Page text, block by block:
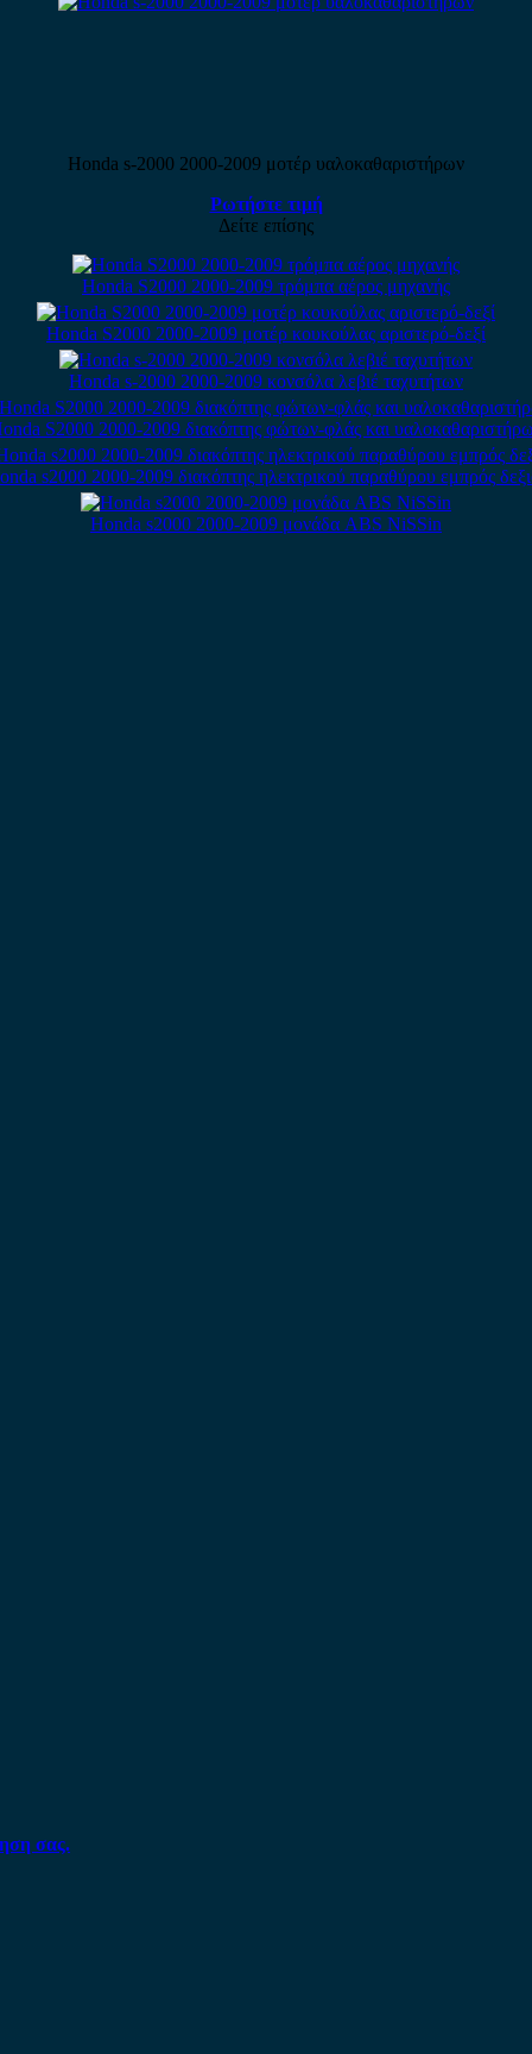
Honda s-2000 2000-2009 μοτέρ υαλοκαθαριστήρων
Ρωτήστε τιμή
Δείτε επίσης
Honda S2000 2000-2009 τρόμπα αέρος μηχανής
Honda S2000 2000-2009 μοτέρ κουκούλας αριστερό-δεξί
Honda s-2000 2000-2009 κονσόλα λεβιέ ταχυτήτων
S2000 2000-2009 διακόπτης φώτων-φλάς και
s2000 2000-2009 διακόπτης ηλεκτρικού παραθύρου εμπρός
Honda s2000 2000-2009 μονάδα ABS NiSSin
σας.